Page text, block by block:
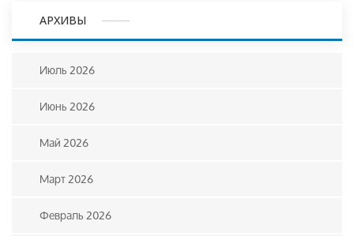
АРХИВЫ
Июль 2026
Июнь 2026
Май 2026
Март 2026
Февраль 2026